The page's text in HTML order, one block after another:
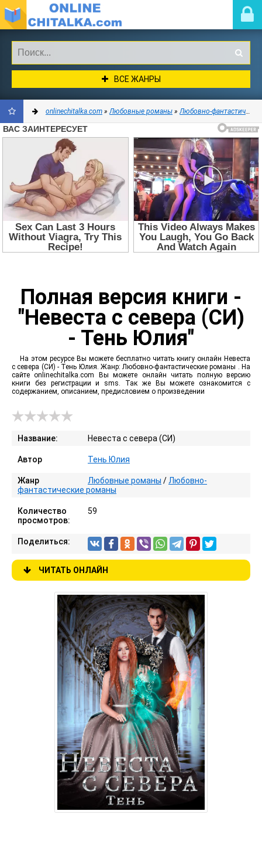
ВСЕ ЖАНРЫ
ДОБАВИТЬ
ЗАКЛАДКИ
onlinechitalka.com »Любовные романы »Любовно-фантастические романы
Полная версия книги -
"Невеста с севера (СИ)
- Тень Юлия"
На этом ресурсе Вы можете бесплатно читать книгу онлайн Невеста
с севера (СИ) - Тень Юлия. Жанр: Любовно-фантастические романы . На
сайте onlinechitalka.com Вы можете онлайн читать полную версию
книги без регистрации и sms. Так же Вы можете ознакомится с
содержанием, описанием, предисловием о произведении
Название: Невеста с севера (СИ)
Автор Тень Юлия
Жанр Любовные романы / Любовно-
фантастические романы
Количество
просмотров:
59
Поделиться:
ЧИТАТЬ ОНЛАЙН